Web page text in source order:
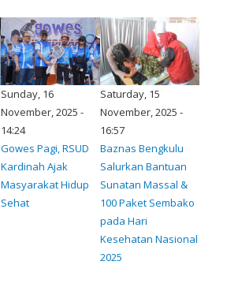
Sunday, 16
November, 2025 -
14:24
Gowes Pagi, RSUD
Kardinah Ajak
Masyarakat Hidup
Sehat
Saturday, 15
November, 2025 -
16:57
Baznas Bengkulu
Salurkan Bantuan
Sunatan Massal &
100 Paket Sembako
pada Hari
Kesehatan Nasional
2025